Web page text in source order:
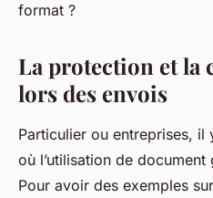
format ?
La protection et la
lors des envois
Particulier ou entreprises, il
où l’utilisation de
Pour avoir des exemples